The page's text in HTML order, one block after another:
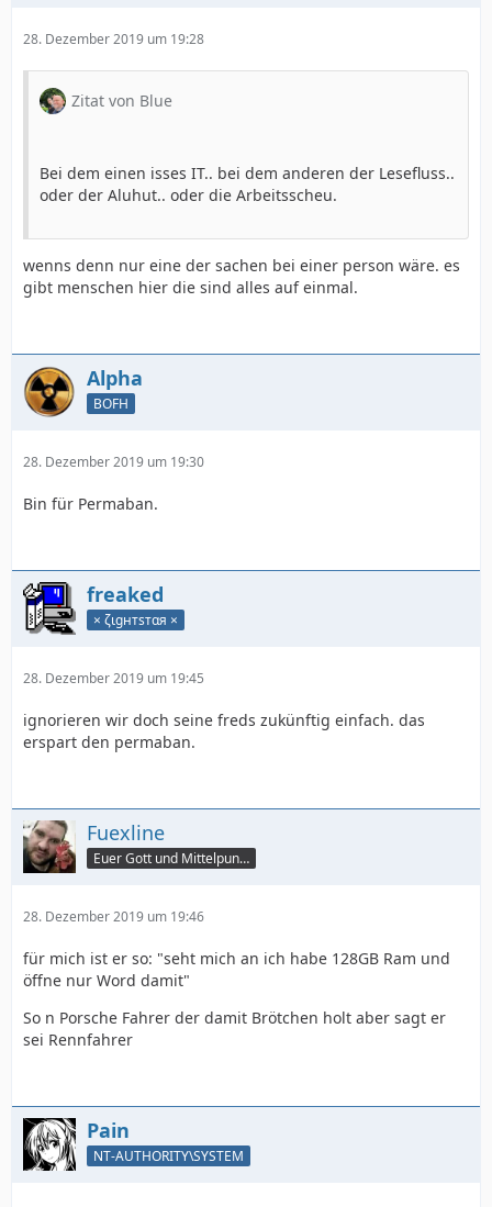
28. Dezember 2019 um 19:28
Zitat von Blue
Bei dem einen isses IT.. bei dem anderen der Lesefluss..
oder der Aluhut.. oder die Arbeitsscheu.
wenns denn nur eine der sachen bei einer person wäre. es
gibt menschen hier die sind alles auf einmal.
Alpha
BOFH
28. Dezember 2019 um 19:30
Bin für Permaban.
freaked
× ζιgнтѕтαя ×
28. Dezember 2019 um 19:45
ignorieren wir doch seine freds zukünftig einfach. das
erspart den permaban.
Fuexline
Euer Gott und Mittelpunkt
28. Dezember 2019 um 19:46
für mich ist er so: "seht mich an ich habe 128GB Ram und
öffne nur Word damit"
So n Porsche Fahrer der damit Brötchen holt aber sagt er
sei Rennfahrer
Pain
NT-AUTHORITY\SYSTEM